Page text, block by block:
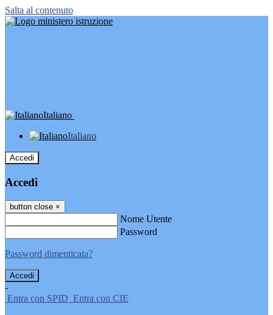
Salta al contenuto
Italiano
Italiano
Accedi
Accedi
button close ×
Nome Utente
Password
Password dimenticata?
-
Entra con SPID Entra con CIE